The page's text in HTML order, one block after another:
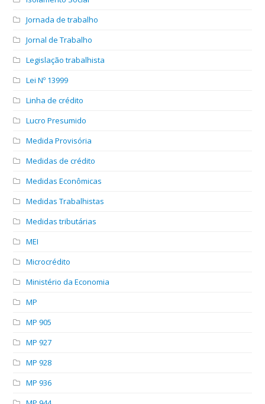
Jornada de trabalho
Jornal de Trabalho
Legislação trabalhista
Lei Nº 13999
Linha de crédito
Lucro Presumido
Medida Provisória
Medidas de crédito
Medidas Econômicas
Medidas Trabalhistas
Medidas tributárias
MEI
Microcrédito
Ministério da Economia
MP
MP 905
MP 927
MP 928
MP 936